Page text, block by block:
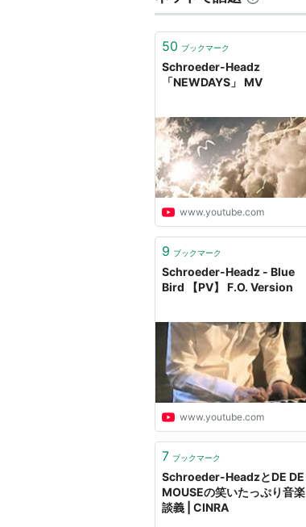
50 ブックマーク
Schroeder-Headz
「NEWDAYS」 MV
www.youtube.com
9 ブックマーク
Schroeder-Headz - Blue
Bird 【PV】 F.O. Version
www.youtube.com
7 ブックマーク
Schroeder-HeadzとDE DE
MOUSEの笑いたっぷり音楽
談義 | CINRA